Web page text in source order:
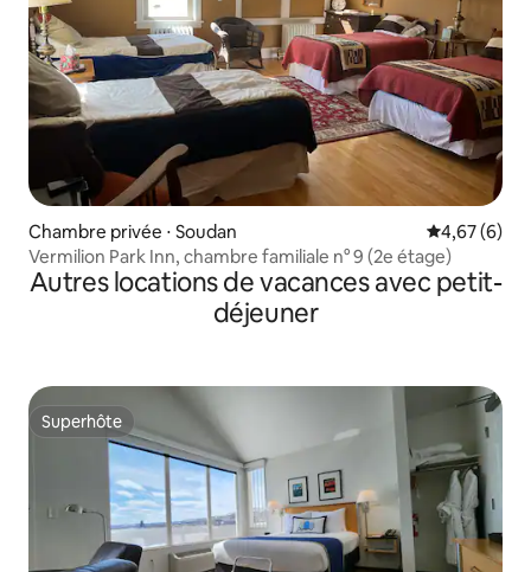
Chambre privée ⋅ Soudan Évaluation
4,67 (6)
Vermilion Park Inn, chambre familiale n° 9 (2e étage)
Autres locations de vacances avec petit-
déjeuner
Superhôte
Superhôte